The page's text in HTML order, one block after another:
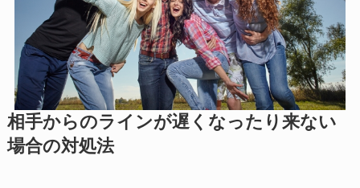
相手からのラインが遅くなったり来ない
場合の対処法